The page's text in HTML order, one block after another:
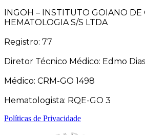
INGOH – INSTITUTO GOIANO DE
HEMATOLOGIA S/S LTDA
Registro: 77
Diretor Técnico Médico: Edmo
Médico: CRM-GO 1498
Hematologista: RQE-GO 3
Políticas de Privacidade